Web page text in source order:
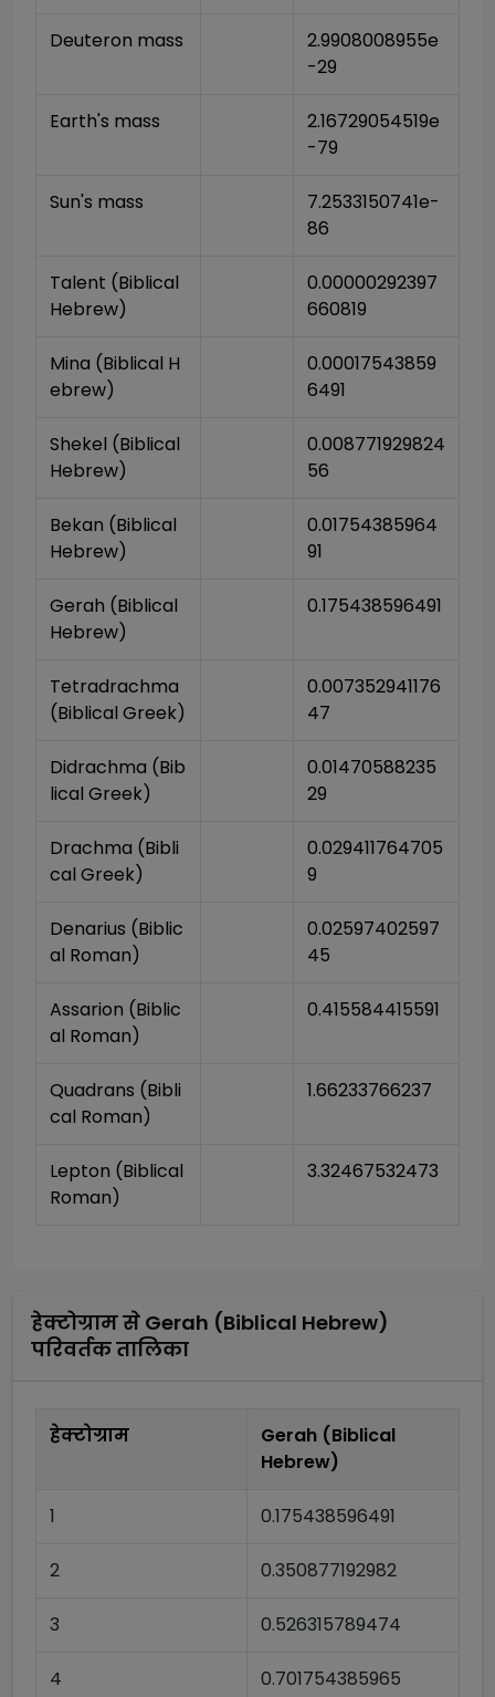
Deuteron mass
2.9908008955e
-29
Earth's mass
2.16729054519e
-79
Sun's mass
7.2533150741e-
86
Talent (Biblical
Hebrew)
0.00000292397
660819
Mina (Biblical H
ebrew)
0.00017543859
6491
Shekel (Biblical
Hebrew)
0.008771929824
56
Bekan (Biblical
Hebrew)
0.01754385964
91
Gerah (Biblical
Hebrew)
0.175438596491
Tetradrachma
(Biblical Greek)
0.007352941176
47
Didrachma (Bib
lical Greek)
0.01470588235
29
Drachma (Bibli
cal Greek)
0.029411764705
9
Denarius (Biblic
al Roman)
0.02597402597
45
Assarion (Biblic
al Roman)
0.415584415591
Quadrans (Bibli
cal Roman)
1.66233766237
Lepton (Biblical
Roman)
3.32467532473
हेक्टोग्रामसे Gerah (Biblical Hebrew)
परिवर्तक तालिका
हेक्टोग्राम
Gerah (Biblical
Hebrew)
1 0.175438596491
2 0.350877192982
3 0.526315789474
4 0.701754385965